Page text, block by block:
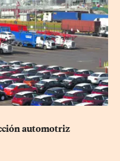
automotriz